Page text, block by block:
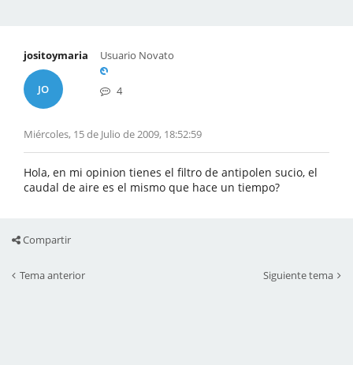
jositoymaria
JO
Usuario Novato
4
Miércoles, 15 de Julio de 2009, 18:52:59
Hola, en mi opinion tienes el filtro de antipolen sucio, el
caudal de aire es el mismo que hace un tiempo?
Compartir
Tema anterior Siguiente tema